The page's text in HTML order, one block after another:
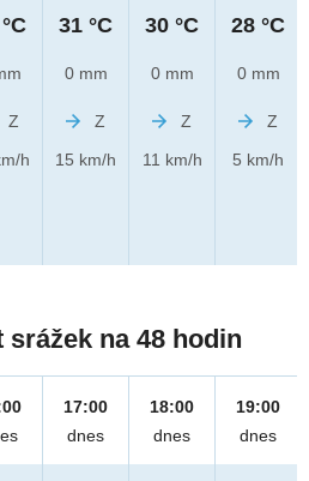
Z
h
31 °C
0 mm
Z
15 km/h
30 °C
0 mm
Z
11 km/h
28 °C
0 mm
Z
5 km/h
na 48 hodin
17:00
dnes
18:00
dnes
19:00
dnes